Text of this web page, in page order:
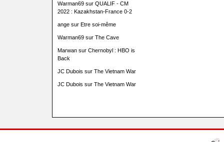
Warman69sur QUALIF - CM
2022 : Kazakhstan-France 0-2
angesur Etre soi-même
Warman69sur The Cave
Marwansur Chernobyl : HBO is
Back
JC Dubois sur The Vietnam War
JC Dubois sur The Vietnam War